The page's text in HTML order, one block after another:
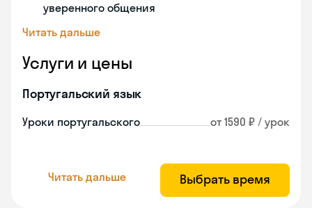
уверенного общения
Читать дальше
Услуги и цены
Португальский язык
Уроки португальского от 1590 ₽ / урок
Читать дальше Выбрать время